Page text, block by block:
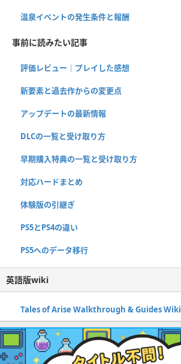
温泉イベントの発生条件と報酬
事前に読みたい記事
評価レビュー｜プレイした感想
新要素と過去作からの変更点
アップデートの最新情報
DLCの一覧と受け取り方
早期購入特典の一覧と受け取り方
対応ハードまとめ
体験版の引継ぎ
PS5とPS4の違い
PS5へのデータ移行
英語版wiki
Tales of Arise Walkthrough & Guides Wiki